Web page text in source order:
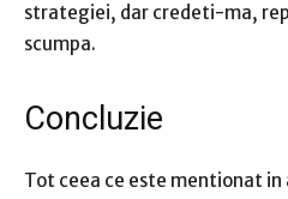
strategiei, dar credeti-ma,
scumpa.
Concluzie
Tot ceea ce este mentionat in